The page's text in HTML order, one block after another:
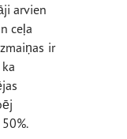
arvien
ceļa
ir